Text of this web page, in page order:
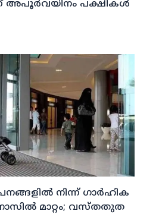
അപൂര്‍വയിനം പക്ഷികള്‍
നിന്ന് ഗാര്‍ഹിക
മാറ്റം; വസ്തതുത